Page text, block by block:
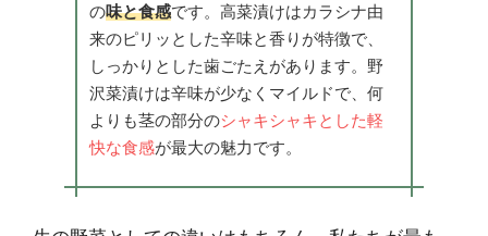
の味と食感です。高菜漬けはカラシナ由
来のピリッとした辛味と香りが特徴で、
しっかりとした歯ごたえがあります。野
沢菜漬けは辛味が少なくマイルドで、何
よりも茎の部分のシャキシャキとした軽
快な食感が最大の魅力です。